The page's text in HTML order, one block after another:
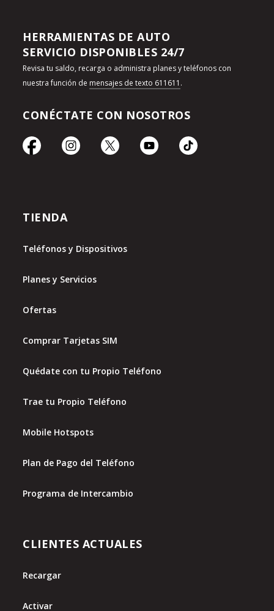
HERRAMIENTAS DE AUTO
SERVICIO DISPONIBLES 24/7
Revisa tu saldo, recarga o administra planes y teléfonos con
nuestra función de mensajes de texto 611611 .
CONÉCTATE CON NOSOTROS
TIENDA
Teléfonos y Dispositivos
Planes y Servicios
Ofertas
Comprar Tarjetas SIM
Quédate con tu Propio Teléfono
Trae tu Propio Teléfono
Mobile Hotspots
Plan de Pago del Teléfono
Programa de Intercambio
CLIENTES ACTUALES
Recargar
Activar